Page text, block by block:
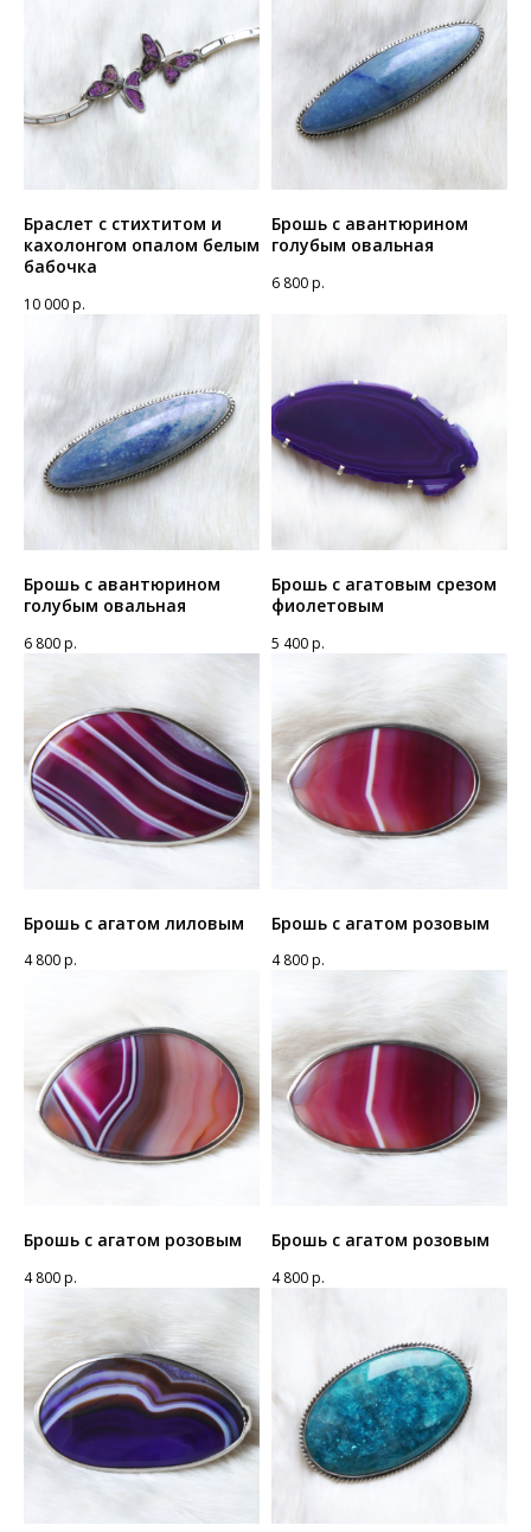
Браслет с стихтитом и
кахолонгом опалом белым
бабочка
10 000р.
Брошь с авантюрином
голубым овальная
6 800р.
Брошь с авантюрином
голубым овальная
6 800р.
Брошь с агатовым срезом
фиолетовым
5 400р.
Брошь с агатом лиловым
4 800р.
Брошь с агатом розовым
4 800р.
Брошь с агатом розовым
4 800р.
Брошь с агатом розовым
4 800р.